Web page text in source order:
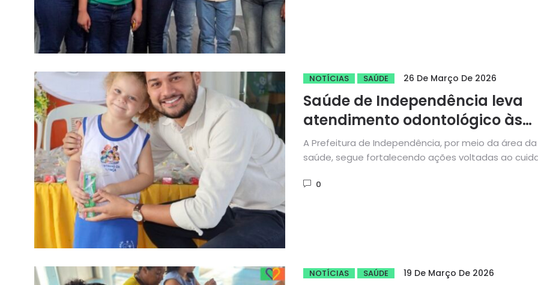
NOTÍCIAS SAÚDE 26 De Março De 2026
Saúde de Independência leva
atendimento odontológico às
crianças em ação itinerante
A Prefeitura de Independência, por meio da área da
saúde, segue fortalecendo ações voltadas ao
0
NOTÍCIAS SAÚDE 19 De Março De 2026